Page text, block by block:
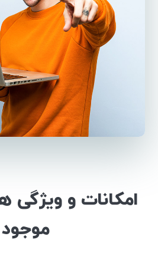
امکانات و ویژگی
موجود